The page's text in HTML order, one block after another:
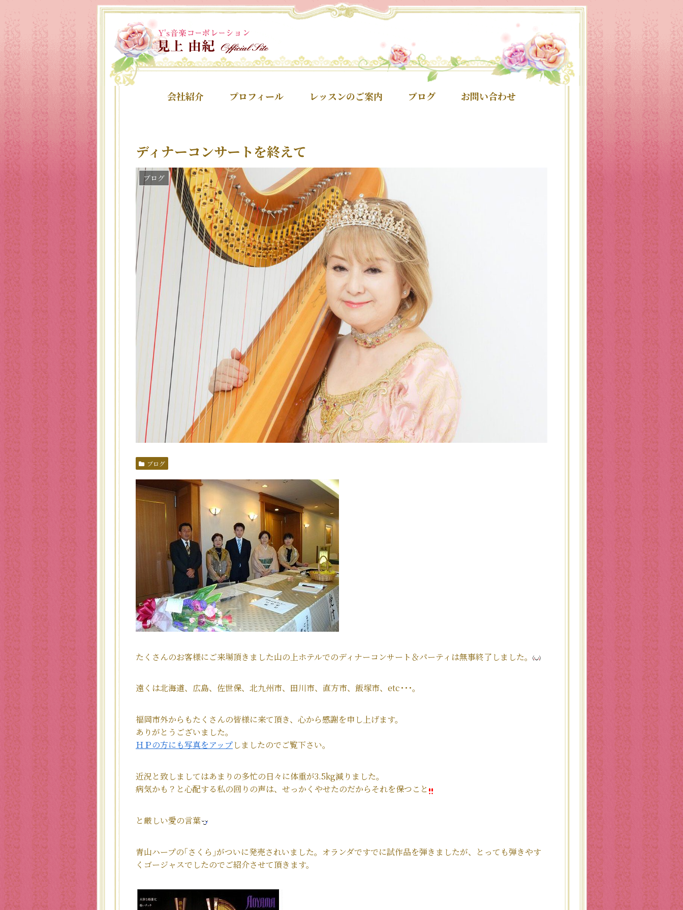
会社紹介 プロフィール レッスンのご案内 ブログ お問い合わせ
ディナーコンサートを終えて
ブログ
ブログ
たくさんのお客様にご来場頂きました山の上ホテルでのディナーコンサート＆パーティは無事終了しました。
遠くは北海道、広島、佐世保、北九州市、田川市、直方市、飯塚市、etc･･･。
福岡市外からもたくさんの皆様に来て頂き、心から感謝を申し上げます。
ありがとうございました。
ＨＰの方にも写真をアップしましたのでご覧下さい。
近況と致しましてはあまりの多忙の日々に体重が3.5kg減りました。
病気かも？と心配する私の回りの声は、せっかくやせたのだからそれを保つこと
と厳しい愛の言葉
青山ハープの｢さくら｣がついに発売されいました。オランダですでに試作品を弾きましたが、とっても弾きやす
くゴージャスでしたのでご紹介させて頂きます。